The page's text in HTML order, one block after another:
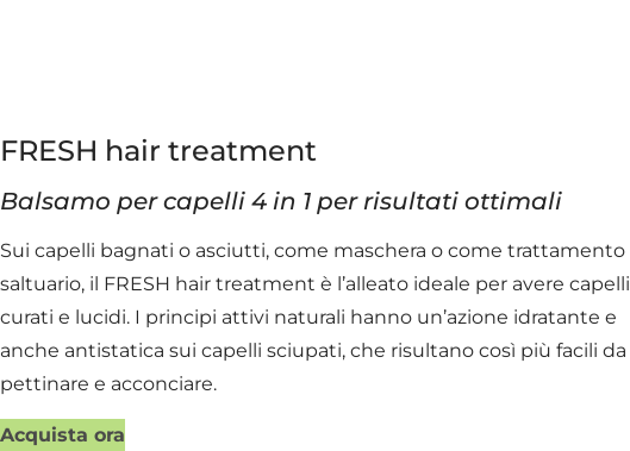
FRESH hair treatment
Balsamo per capelli 4 in 1 per risultati ottimali
Sui capelli bagnati o asciutti, come maschera o come trattamento
saltuario, il FRESH hair treatment è l’alleato ideale per avere capelli
curati e lucidi. I principi attivi naturali hanno un’azione idratante e
anche antistatica sui capelli sciupati, che risultano così più facili da
pettinare e acconciare.
Acquista ora